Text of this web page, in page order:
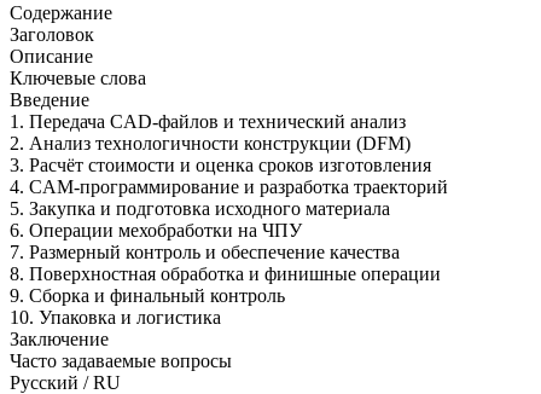
Содержание
Заголовок
Описание
Ключевые слова
Введение
1. Передача CAD-файлов и технический анализ
2. Анализ технологичности конструкции (DFM)
3. Расчёт стоимости и оценка сроков изготовления
4. CAM-программирование и разработка траекторий
5. Закупка и подготовка исходного материала
6. Операции мехобработки на ЧПУ
7. Размерный контроль и обеспечение качества
8. Поверхностная обработка и финишные операции
9. Сборка и финальный контроль
10. Упаковка и логистика
Заключение
Часто задаваемые вопросы
Русский / RU